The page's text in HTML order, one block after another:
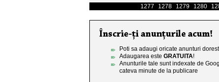
1277
1278 1279 1280
Poti sa adaugi oricate anunturi
Adaugarea este GRATUITA!
Anunturile tale sunt indexate de
cateva minute de la publicare